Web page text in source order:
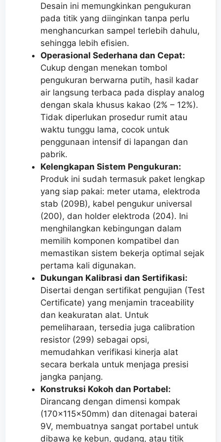
Desain ini memungkinkan pengukuran
pada titik yang diinginkan tanpa perlu
menghancurkan sampel terlebih dahulu,
sehingga lebih efisien.
Operasional Sederhana dan Cepat:
Cukup dengan menekan tombol
pengukuran berwarna putih, hasil kadar
air langsung terbaca pada display analog
dengan skala khusus kakao (2% – 12%).
Tidak diperlukan prosedur rumit atau
waktu tunggu lama, cocok untuk
penggunaan intensif di lapangan dan
pabrik.
Kelengkapan Sistem Pengukuran:
Produk ini sudah termasuk paket lengkap
yang siap pakai: meter utama, elektroda
stab (209B), kabel pengukur universal
(200), dan holder elektroda (204). Ini
menghilangkan kebingungan dalam
memilih komponen kompatibel dan
memastikan sistem bekerja optimal sejak
pertama kali digunakan.
Dukungan Kalibrasi dan Sertifikasi:
Disertai dengan sertifikat pengujian (Test
Certificate) yang menjamin traceability
dan keakuratan alat. Untuk
pemeliharaan, tersedia juga calibration
resistor (299) sebagai opsi,
memudahkan verifikasi kinerja alat
secara berkala untuk menjaga presisi
jangka panjang.
Konstruksi Kokoh dan Portabel:
Dirancang dengan dimensi kompak
(170x115x50mm) dan ditenagai baterai
9V, membuatnya sangat portabel untuk
dibawa ke kebun, gudang, atau titik